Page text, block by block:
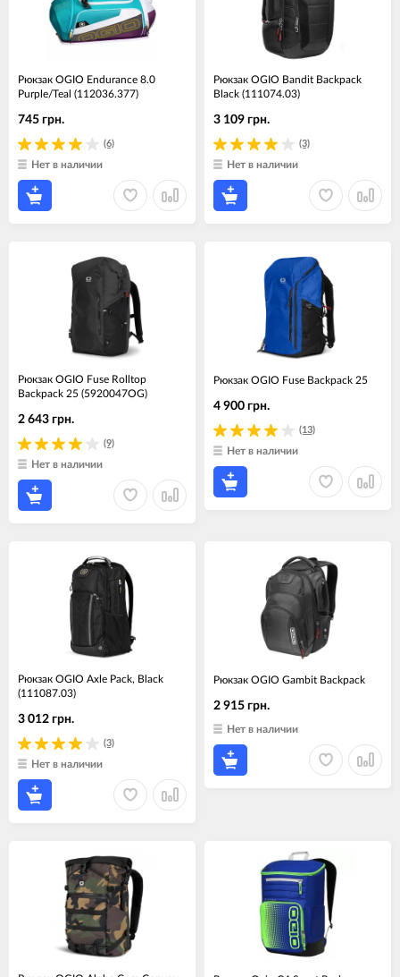
Рюкзак OGIO Endurance 8.0
Purple/Teal (112036.377)
(6)
745 грн.
Нет в наличии
Рюкзак OGIO Bandit Backpack
Black (111074.03)
(3)
3 109 грн.
Нет в наличии
Рюкзак OGIO Fuse Rolltop
Backpack 25 (5920047OG)
(9)
2 643 грн.
Нет в наличии
Рюкзак OGIO Fuse Backpack 25
(13)
4 900 грн.
Нет в наличии
Рюкзак OGIO Axle Pack, Black
(111087.03)
(3)
3 012 грн.
Нет в наличии
Рюкзак OGIO Gambit Backpack
2 915 грн.
Нет в наличии